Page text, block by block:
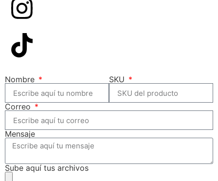
Nombre SKU
Correo
Mensaje
Sube aquí tus archivos